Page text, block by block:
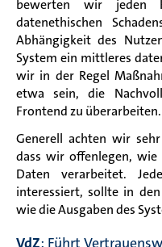
bewerten wir jeden
datenethischen
Abhängigkeit des
System ein mittleres
wir in der Regel
etwa sein, die
Frontend zu überarbeiten.
Generell achten wir
dass wir offenlegen, wie
Daten verarbeitet.
interessiert, sollte in
wie die Ausgaben des
VdZ: Führt